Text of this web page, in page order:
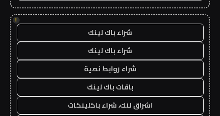
!
شراء باك لينك
شراء باك لينك
شراء روابط نصية
باقات باك لينك
اشراق لنك، شراء باكلينكات